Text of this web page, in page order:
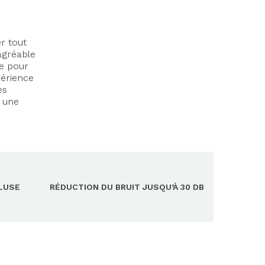
tout
pour
RÉDUCTION DU BRUIT JUSQU’À 30 DB